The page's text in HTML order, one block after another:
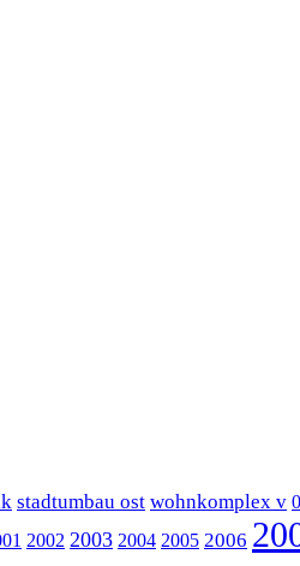
stadtumbau ost wohnkomplex v
2002 2003 2004 2005 2006